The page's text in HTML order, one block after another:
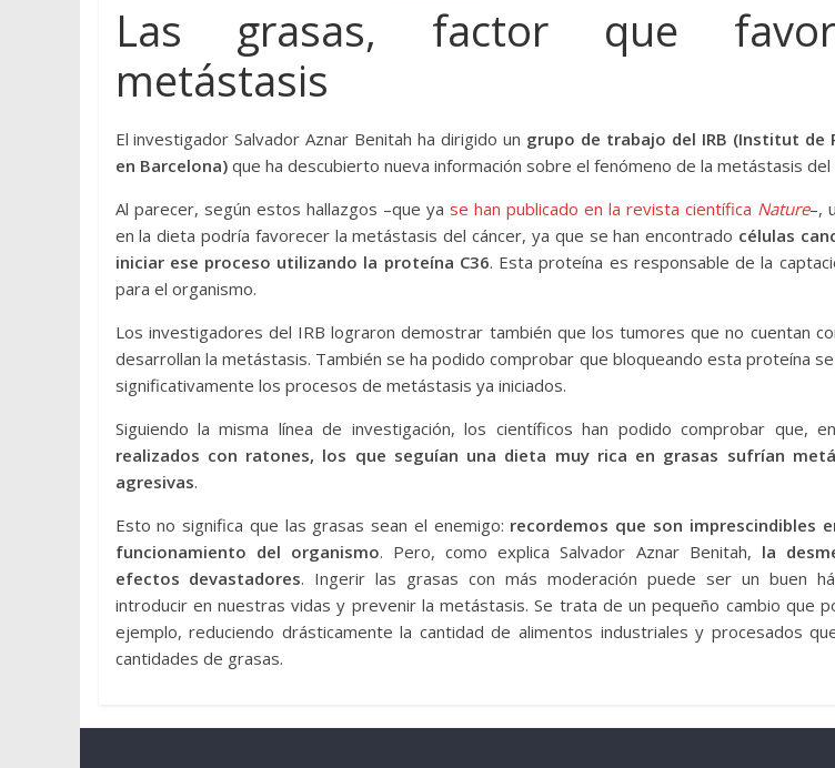
Las grasas, factor que
metástasis
El investigador Salvador Aznar Benitah ha dirigido un grupo de trabajo del IRB (Institut de
en Barcelona)que ha descubierto nueva información sobre el fenómeno de la metástasis del
Al parecer, según estos hallazgos –que ya se han publicado en la revista científica Nature–,
en la dieta podría favorecer la metástasis del cáncer, ya que se han encontrado células
iniciar ese proceso utilizando la proteína C36. Esta proteína es responsable de la
para el organismo.
Los investigadores del IRB lograron demostrar también que los tumores que no cuentan
desarrollan la metástasis. También se ha podido comprobar que bloqueando esta proteína
significativamente los procesos de metástasis ya iniciados.
Siguiendo la misma línea de investigación, los científicos han podido comprobar que,
realizados con ratones, los que seguían una dieta muy rica en grasas sufrían
agresivas.
Esto no significa que las grasas sean el enemigo: recordemos que son imprescindibles
funcionamiento del organismo. Pero, como explica Salvador Aznar Benitah, la
efectos devastadores. Ingerir las grasas con más moderación puede ser un buen
introducir en nuestras vidas y prevenir la metástasis. Se trata de un pequeño cambio que
ejemplo, reduciendo drásticamente la cantidad de alimentos industriales y procesados
cantidades de grasas.